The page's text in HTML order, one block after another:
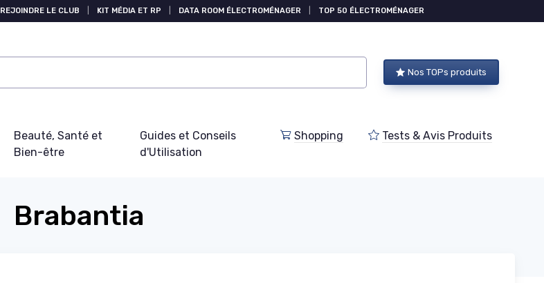
REJOINDRE LE CLUB KIT MÉDIA ET RP DATA ROOM ÉLECTROMÉNAGER TOP 50 ÉLECTROMÉNAGER
Nos TOPs produits
Beauté, Santé et
Bien-être
Guides et Conseils
d'Utilisation
Shopping Tests & Avis Produits
Brabantia